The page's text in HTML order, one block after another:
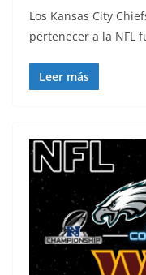
Los Kansas City
pertenecer a la NFL
Leer más